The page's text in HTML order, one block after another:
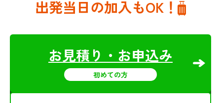
出発当日の加入もOK！
お見積り・お申込み
初めての方